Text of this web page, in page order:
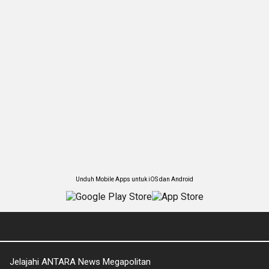
Unduh Mobile Apps untuk iOS dan Android
Jelajahi ANTARA News Megapolitan